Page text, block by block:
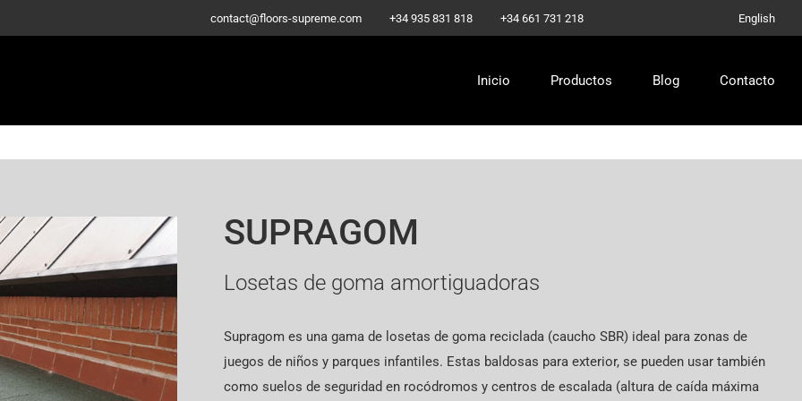
contact@floors-supreme.com +34 935 831 818 +34 661 731 218 English
Inicio Productos Blog Contacto
SUPRAGOM
Losetas de goma amortiguadoras
Supragom es una gama de losetas de goma reciclada (caucho SBR) ideal para zonas de
juegos de niños y parques infantiles. Estas baldosas para exterior, se pueden usar también
como suelos de seguridad en rocódromos y centros de escalada (altura de caída máxima